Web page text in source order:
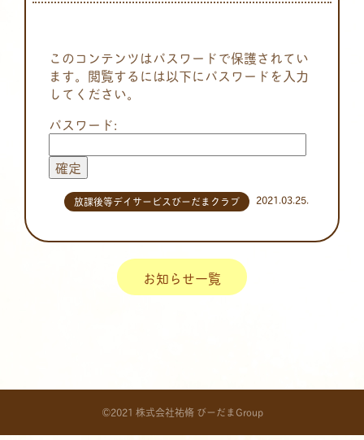
このコンテンツはパスワードで保護されてい
ます。閲覧するには以下にパスワードを入力
してください。
パスワード:
2021.03.25.
放課後等デイサービスびーだまクラブ
お知らせ一覧
©2021 株式会社祐脩 びーだまGroup